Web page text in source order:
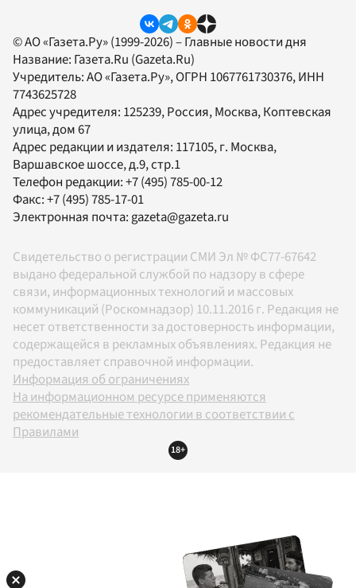
© АО «Газета.Ру» (1999-2026) – Главные новости дня
Название: Газета.Ru (Gazeta.Ru)
Учредитель:АО «Газета.Ру», ОГРН 1067761730376, ИНН
7743625728
Адрес учредителя: 125239, Россия, Москва, Коптевская
улица, дом 67
Адрес редакции и издателя: 117105, г. Москва,
Варшавское шоссе, д.9, стр.1
Телефон редакции:+7 (495) 785-00-12
Факс:+7 (495) 785-17-01
Электронная почта: gazeta@gazeta.ru
Свидетельство о регистрации СМИ Эл № ФС77-67642
выдано федеральной службой по надзору в сфере
связи, информационных технологий и массовых
коммуникаций (Роскомнадзор) 10.11.2016 г. Редакция не
несет ответственности за достоверность информации,
содержащейся в рекламных объявлениях. Редакция не
предоставляет справочной информации.
Информация об ограничениях
На информационном ресурсе применяются
рекомендательные технологии в соответствии с
Правилами
18+